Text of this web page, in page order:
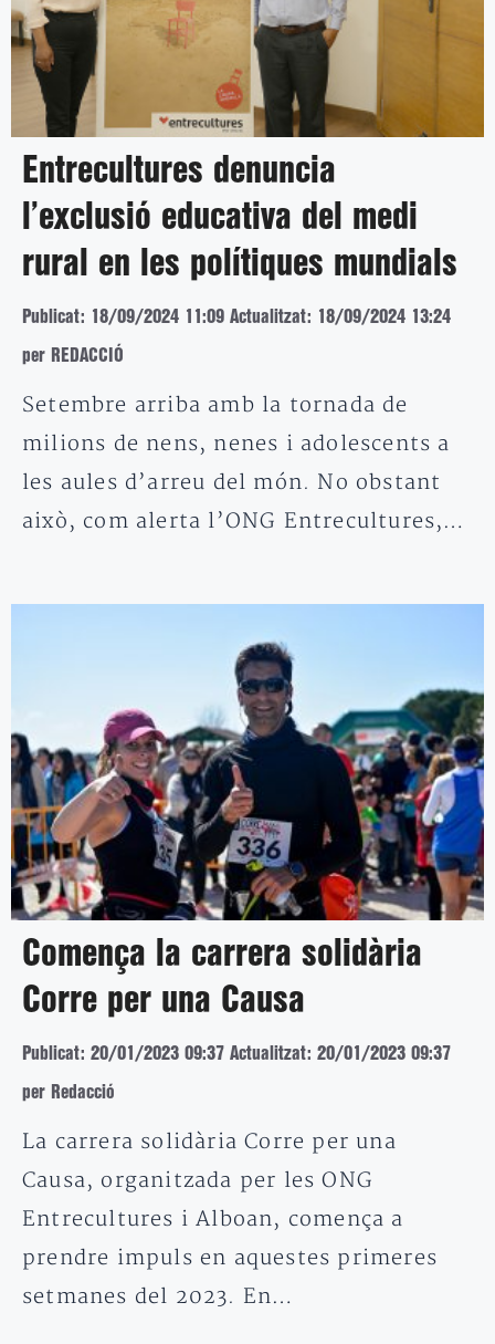
Entrecultures denuncia
l’exclusió educativa del medi
rural en les polítiques mundials
Publicat: 18/09/2024 11:09 Actualitzat: 18/09/2024 13:24
per REDACCIÓ
Setembre arriba amb la tornada de
milions de nens, nenes i adolescents a
les aules d’arreu del món. No obstant
això, com alerta l’ONG Entrecultures,…
Comença la carrera solidària
Corre per una Causa
Publicat: 20/01/2023 09:37 Actualitzat: 20/01/2023 09:37
per Redacció
La carrera solidària Corre per una
Causa, organitzada per les ONG
Entrecultures i Alboan, comença a
prendre impuls en aquestes primeres
setmanes del 2023. En…